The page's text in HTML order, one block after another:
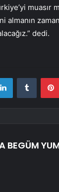
dedi.
LinkedInTumblr
BEGÜM